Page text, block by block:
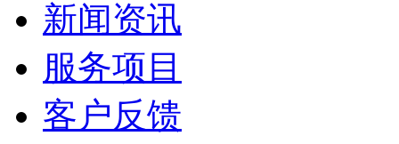
新闻资讯
服务项目
客户反馈